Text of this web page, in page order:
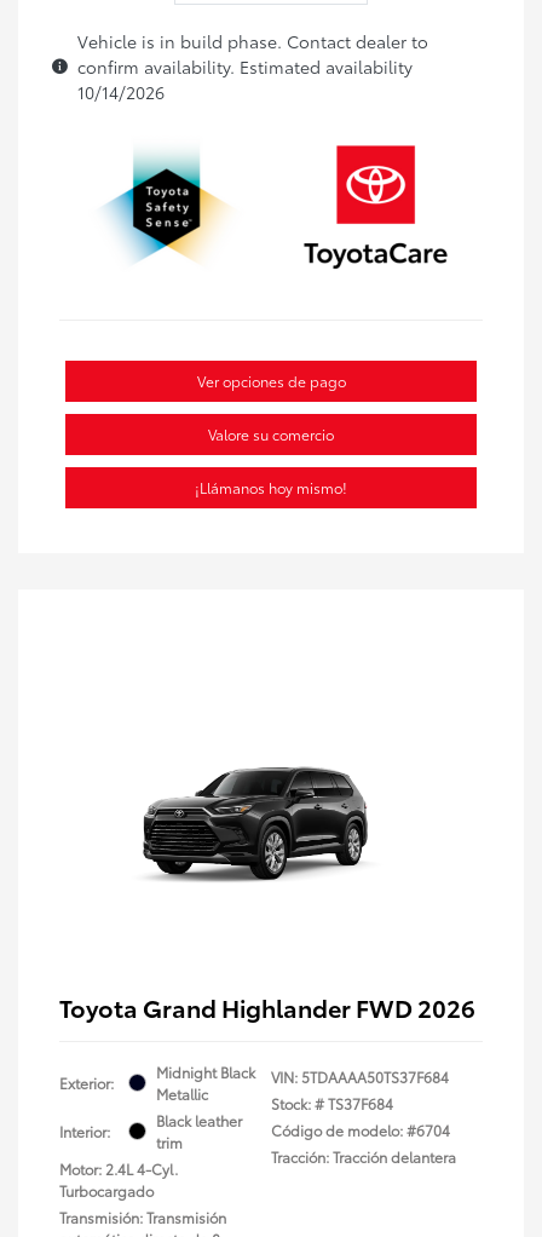
Vehicle is in build phase. Contact dealer to
confirm availability. Estimated availability
10/14/2026
Ver opciones de pago
Valore su comercio
¡Llámanos hoy mismo!
Toyota Grand Highlander FWD 2026
Exterior:
Midnight Black
Metallic
Interior:
Black leather
trim
Motor: 2.4L 4-Cyl.
Turbocargado
Transmisión: Transmisión
VIN:5TDAAAA50TS37F684
Stock: #TS37F684
Código de modelo: #6704
Tracción: Tracción delantera